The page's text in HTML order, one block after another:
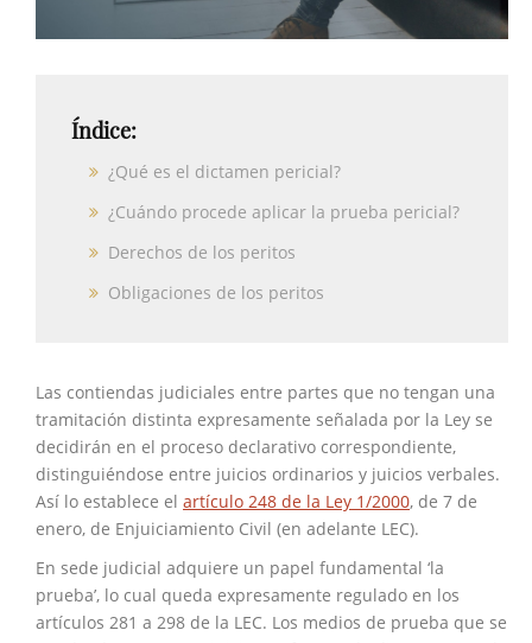
Índice:
¿Qué es el dictamen pericial?
¿Cuándo procede aplicar la prueba pericial?
Derechos de los peritos
Obligaciones de los peritos
Las contiendas judiciales entre partes que no tengan una
tramitación distinta expresamente señalada por la Ley se
decidirán en el proceso declarativo correspondiente,
distinguiéndose entre juicios ordinarios y juicios verbales.
Así lo establece el artículo 248 de la Ley 1/2000, de 7 de
enero, de Enjuiciamiento Civil (en adelante LEC).
En sede judicial adquiere un papel fundamental ‘la
prueba’, lo cual queda expresamente regulado en los
artículos 281 a 298 de la LEC. Los medios de prueba que se